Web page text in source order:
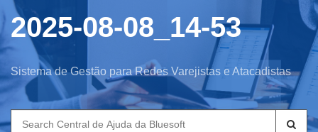
2025-08-08_14-53
Sistema de Gestão para Redes Varejistas e Atacadistas
Search